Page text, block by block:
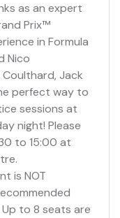
as an expert
Prix™
in Formula
Nico
Coulthard, Jack
perfect way to
sessions at
night! Please
to 15:00 at
is NOT
Up to 8 seats are